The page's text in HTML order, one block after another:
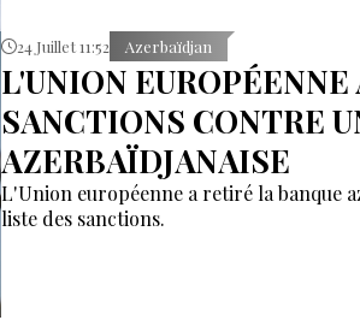
24 Juillet 11:52 Azerbaïdjan
L'UNION EUROPÉENNE
SANCTIONS CONTRE
AZERBAÏDJANAISE
L'Union européenne a retiré la banque
liste des sanctions.